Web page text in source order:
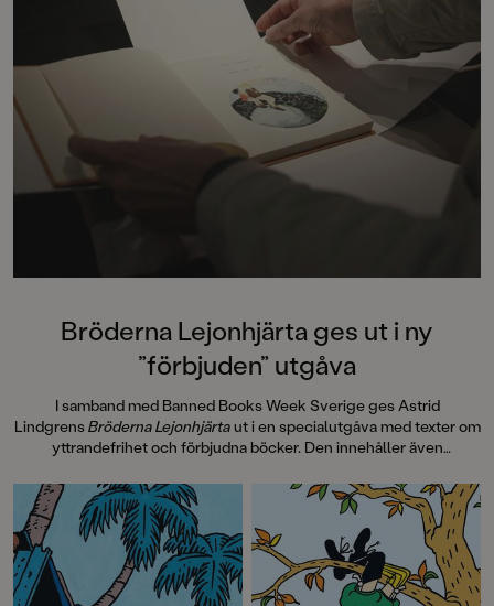
Bröderna Lejonhjärta ges ut i ny
”förbjuden” utgåva
I samband med Banned Books Week Sverige ges Astrid
LindgrensBröderna Lejonhjärtaut i en specialutgåva med texter om
yttrandefrihet och förbjudna böcker. Den innehåller även
exemplar, sk Samizdat, via hemliga nätverk i Tjeckoslovakien under
Kalla kriget på 80-talet. Pocketutgåvan avslutas med efterord av
Laurie Halse Anderson, 2023 års mottagare av Astrid Lindgren
Memorial Award, som vi även publicerar här.